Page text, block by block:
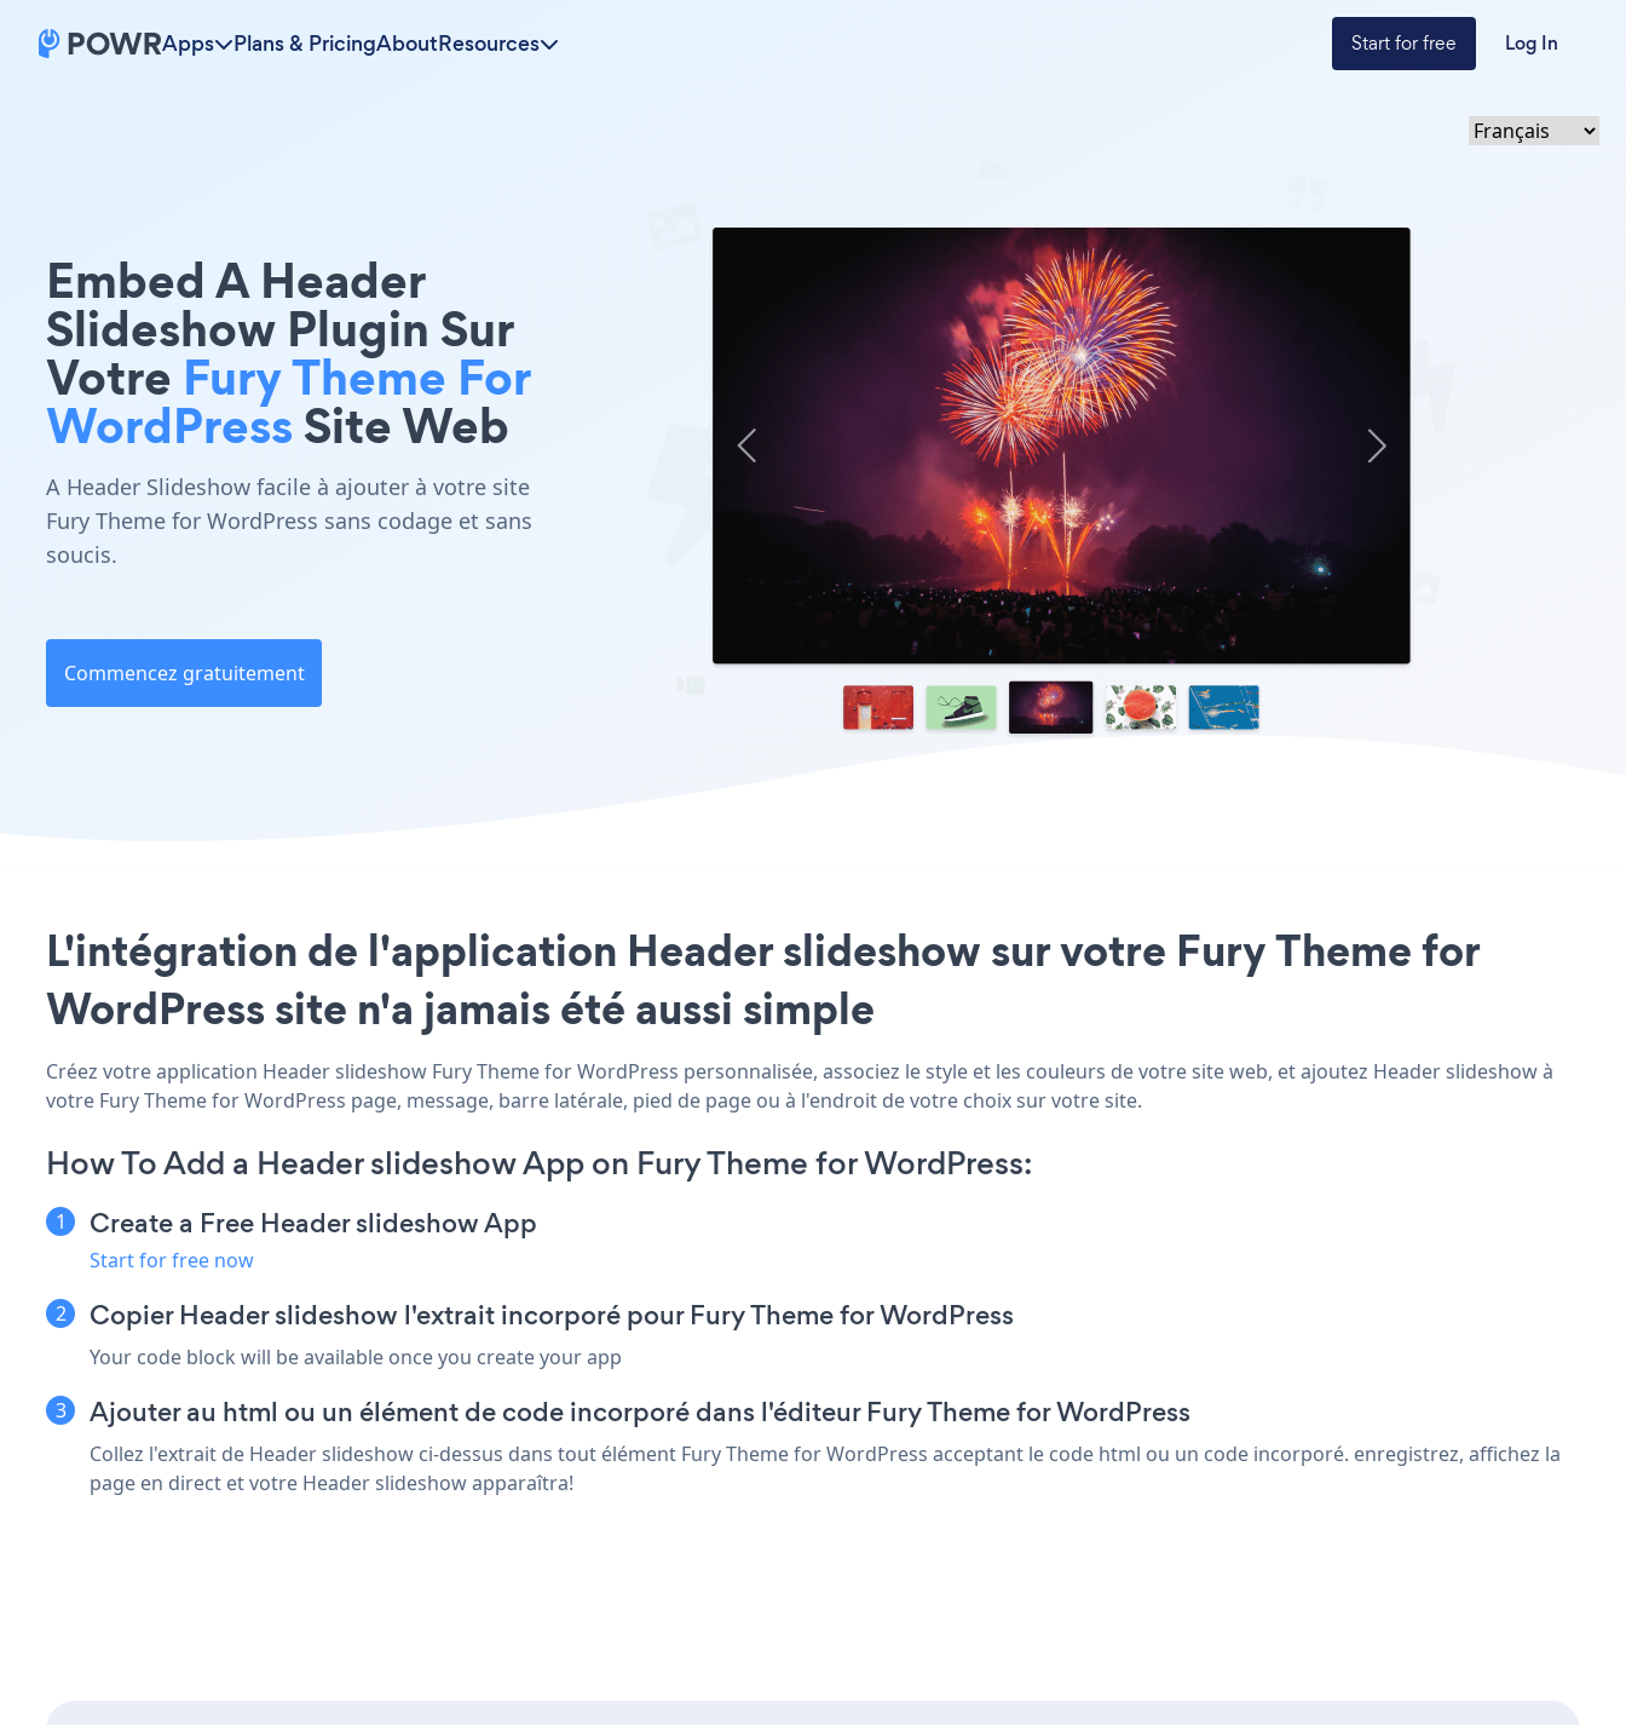
Apps Plans & PricingAboutResources Start for free Log In
Embed A Header
Slideshow Plugin Sur
Votre Fury Theme For
WordPressSite Web
A Header Slideshow facile à ajouter à votre site
Fury Theme for WordPress sans codage et sans
soucis.
Commencez gratuitement
L'intégration de l'application Header slideshow sur votre Fury Theme for
WordPress site n'a jamais été aussi simple
Créez votre application Header slideshow Fury Theme for WordPress personnalisée, associez le style et les couleurs de votre site web, et ajoutez Header slideshow à
votre Fury Theme for WordPress page, message, barre latérale, pied de page ou à l'endroit de votre choix sur votre site.
How To Add a Header slideshow App on Fury Theme for WordPress:
Create a Free Header slideshow App
Start for free now
Copier Header slideshow l'extrait incorporé pour Fury Theme for WordPress
Your code block will be available once you create your app
Ajouter au html ou un élément de code incorporé dans l'éditeur Fury Theme for WordPress
Collez l'extrait de Header slideshow ci-dessus dans tout élément Fury Theme for WordPress acceptant le code html ou un code incorporé. enregistrez, affichez la
page en direct et votre Header slideshow apparaîtra!